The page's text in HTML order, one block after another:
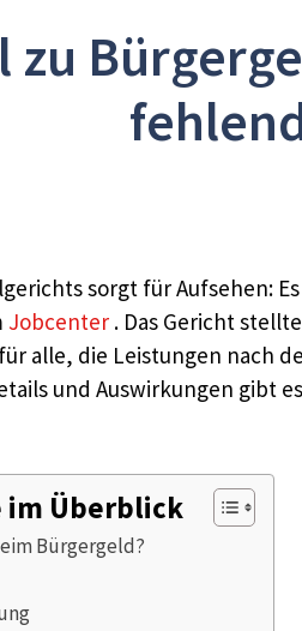
zu
sorgt für Aufsehen:
Jobcenter . Das Gericht
alle, die Leistungen nach
und Auswirkungen gibt
im Überblick
Bürgergeld?